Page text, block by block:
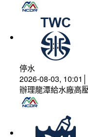
停水
2026-08-03,
辦理龍潭給水廠高